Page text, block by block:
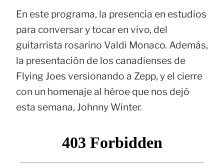
En este programa, la presencia en estudios
para conversar y tocar en vivo, del
guitarrista rosarino Valdi Monaco. Además,
la presentación de los canadienses de
Flying Joes versionando a Zepp, y el cierre
con un homenaje al héroe que nos dejó
esta semana, Johnny Winter.